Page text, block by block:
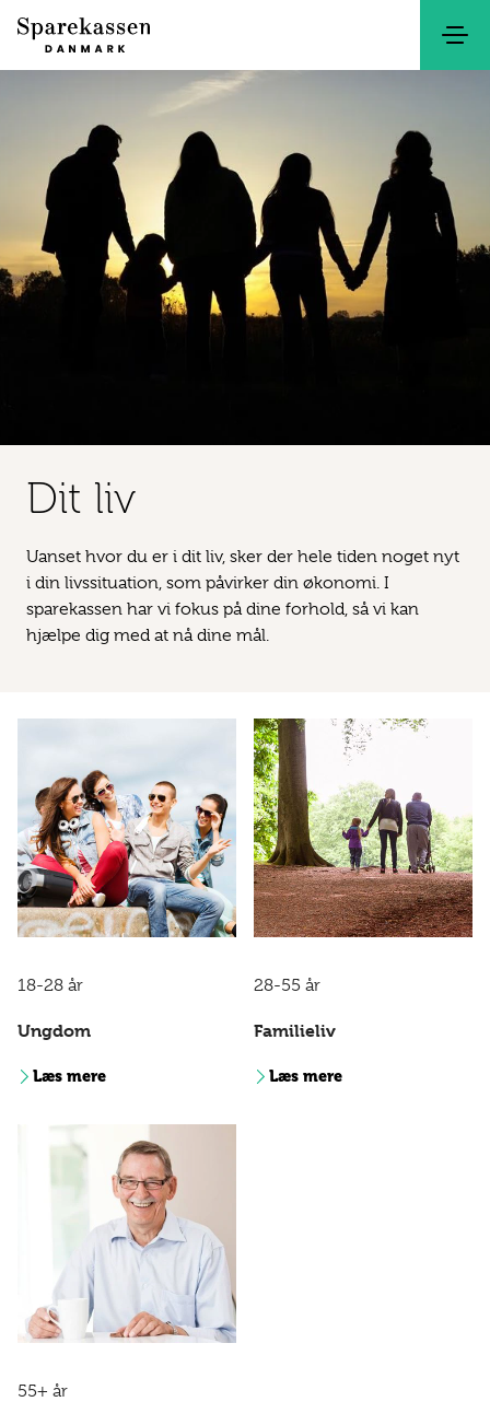
Dit liv
Uanset hvor du er i dit liv, sker der hele tiden noget nyt
i din livssituation, som påvirker din økonomi. I
sparekassen har vi fokus på dine forhold, så vi kan
hjælpe dig med at nå dine mål.
18-28 år
Ungdom
Læs mere
28-55 år
Familieliv
Læs mere
55+ år